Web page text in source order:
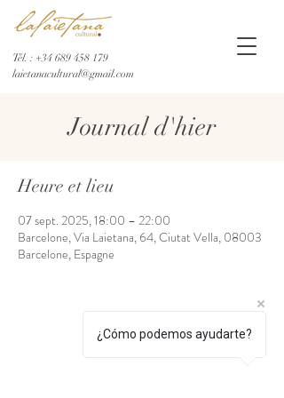
Tél. : +34 689 458 179
laietanacultural@gmail.com
Journal d'hier
Heure et lieu
07 sept. 2025, 18:00 – 22:00
Barcelone, Via Laietana, 64, Ciutat Vella, 08003
Barcelone, Espagne
¿Cómo podemos ayudarte?